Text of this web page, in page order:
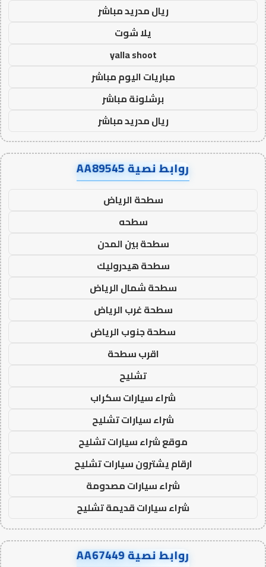
ريال مدريد مباشر
يلا شوت
yalla shoot
مباريات اليوم مباشر
برشلونة مباشر
ريال مدريد مباشر
روابط نصية AA89545
سطحة الرياض
سطحه
سطحة بين المدن
سطحة هيدروليك
سطحة شمال الرياض
سطحة غرب الرياض
سطحة جنوب الرياض
اقرب سطحة
تشليح
شراء سيارات سكراب
شراء سيارات تشليح
موقع شراء سيارات تشليح
ارقام يشترون سيارات تشليح
شراء سيارات مصدومة
شراء سيارات قديمة تشليح
روابط نصية AA67449